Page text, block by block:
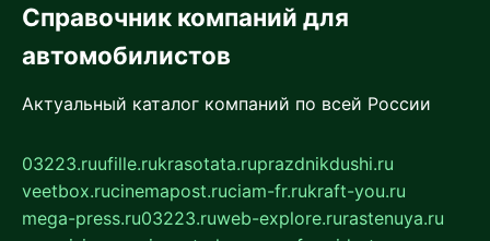
Справочник компаний для
автомобилистов
Актуальный каталог компаний по всей России
03223.ruufille.rukrasotata.ruprazdnikdushi.ru
veetbox.rucinemapost.ruciam-fr.rukraft-you.ru
mega-press.ru03223.ruweb-explore.rurastenuya.ru